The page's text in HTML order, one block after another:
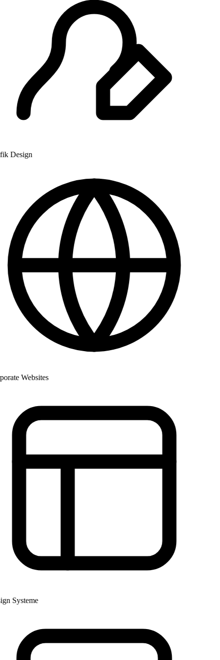
Design
Websites
Systeme